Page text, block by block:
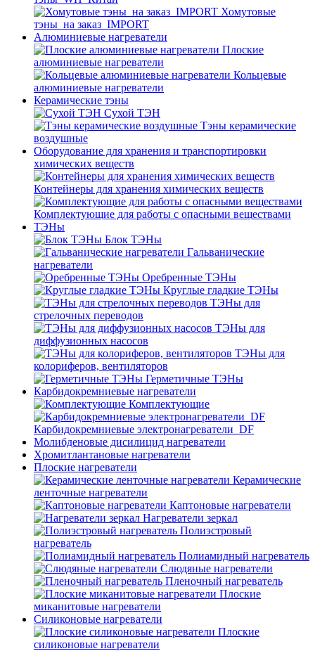
Хомутовые
тэны_на заказ_IMPORT
Алюминиевые нагреватели
Плоские
алюминиевые нагреватели
Кольцевые
алюминиевые нагреватели
Керамические тэны
Сухой ТЭН
Тэны керамические
воздушные
Оборудование для хранения и транспортировки
химических веществ
Контейнеры для хранения химических веществ
Комплектующие для работы с опасными веществами
ТЭНы
Блок ТЭНы
Гальванические
нагреватели
Оребренные ТЭНы
Круглые гладкие ТЭНы
ТЭНы для
стрелочных переводов
ТЭНы для
диффузионных насосов
ТЭНы для
колориферов, вентиляторов
Герметичные ТЭНы
Карбидокремниевые нагреватели
Комплектующие
Карбидокремниевые электронагреватели_DF
Молибденовые дисилицид нагреватели
Хромитлантановые нагреватели
Плоские нагреватели
Керамические
ленточные нагреватели
Каптоновые нагреватели
Нагреватели зеркал
Полиэстровый
нагреватель
Полиамидный нагреватель
Слюдяные нагреватели
Пленочный нагреватель
Плоские
миканитовые нагреватели
Силиконовые нагреватели
Плоские
силиконовые нагреватели